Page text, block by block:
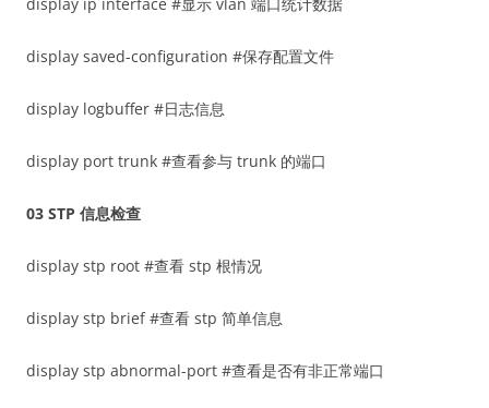
display saved-configuration #保存配置文件
display logbuffer #日志信息
display port trunk #查看参与 trunk 的端口
03 STP 信息检查
display stp root #查看 stp 根情况
display stp brief #查看 stp 简单信息
display stp abnormal-port #查看是否有非正常端口